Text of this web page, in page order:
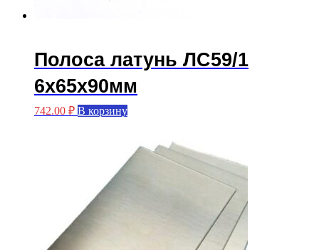
Полоса латунь ЛС59/1
6х65х90мм
742.00 ₽ В корзину